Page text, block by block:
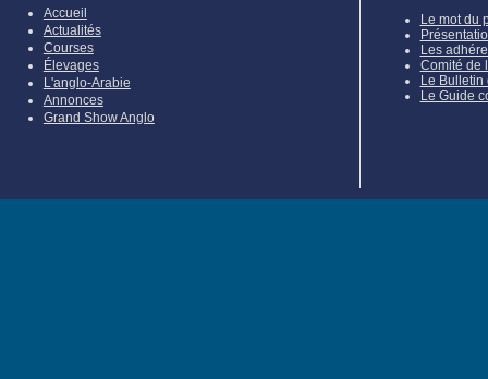
Accueil
Actualités
Courses
Élevages
L'anglo-Arabie
Annonces
Grand Show Anglo
Le mot du
Les
Comité de
Le Bulletin
Le Guide